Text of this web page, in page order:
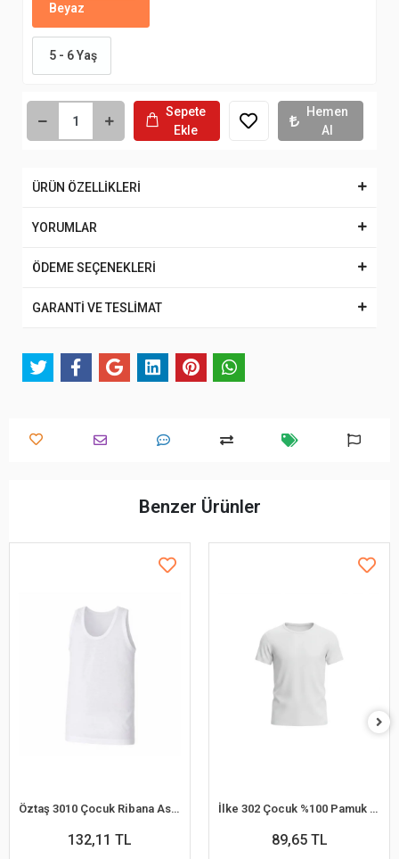
Beyaz
5 - 6 Yaş
Sepete
Ekle
Hemen
Al
ÜRÜN ÖZELLİKLERİ
YORUMLAR
ÖDEME SEÇENEKLERİ
GARANTİ VE TESLİMAT
Benzer Ürünler
Öztaş 3010 Çocuk Ribana Askılı Atlet
132,11 TL
İlke 302 Çocuk %100 Pamuk Kısa Kol Atlet (1-2 Yaş)
89,65 TL